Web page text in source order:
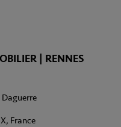
| RENNES
Daguerre
France